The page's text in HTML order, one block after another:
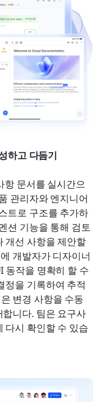
하고 다듬기
항 문서를 실시간으
관리자와 엔지니어
트로 구조를 추가하
션 기능을 통해 검토
개선 사항을 제안할
개발자가 디자이너
동작을 명확히 할 수
정을 기록하여 추적
변경 사항을 수동
니다. 팀은 요구사
다시 확인할 수 있습